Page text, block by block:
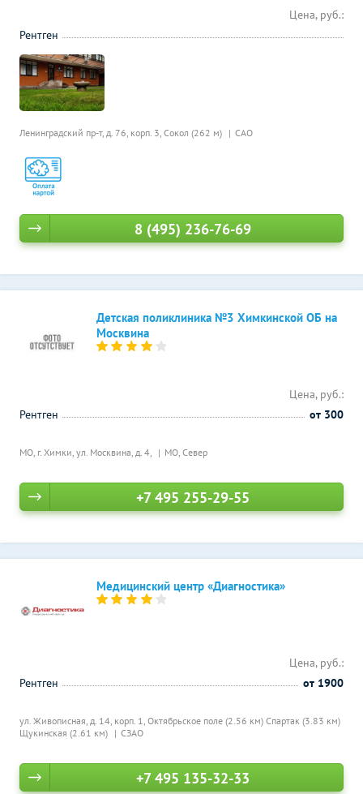
Ленинградский пр-т, д. 76, корп. 3, Сокол (262 м) САО
Цена, руб.:
Рентген
8 (495) 236-76-69
Детская поликлиника №3 Химкинской ОБ на
Москвина
МО, г. Химки, ул. Москвина, д. 4, МО, Север
Цена, руб.:
Рентген
от 300
+7 495 255-29-55
Медицинский центр «Диагностика»
ул. Живописная, д. 14, корп. 1, Октябрьское поле (2.56 км) Спартак (3.83 км)
Щукинская (2.61 км)
СЗАО
Цена, руб.:
Рентген
от 1900
+7 495 135-32-33